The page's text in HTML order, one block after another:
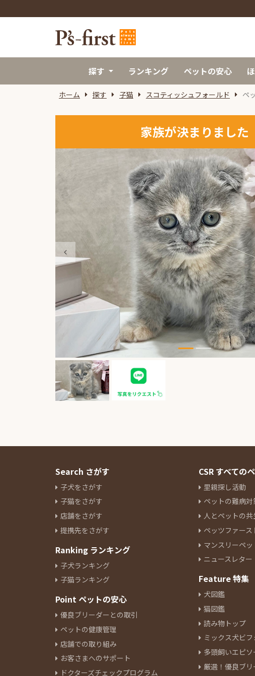
探す ランキング ペットの安心
ホーム 探す 子猫 スコティッシュフォールド ペ
家族が決まりました
Search さがす
子犬をさがす
子猫をさがす
店舗をさがす
提携先をさがす
Ranking ランキング
子犬ランキング
子猫ランキング
Point ペットの安心
優良ブリーダーとの取引
ペットの健康管理
店舗での取り組み
お客さまへのサポート
ドクターズチェックプログラム
CSR すべての
里親探し活動
ペットの難病対
人とペットの
ペッツファース
マンスリーペッ
ニュースレター
Feature 特集
犬図鑑
猫図鑑
読み物トップ
ミックス犬ビ
多頭飼いエピ
厳選！優良ブ